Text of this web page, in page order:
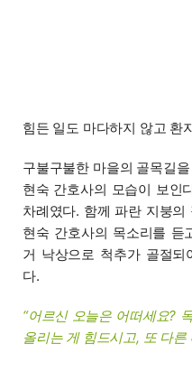
힘든 일도 마다하지 않고 환
구불구불한 마을의 골목길
현숙 간호사의 모습이 보인
차례였다. 함께 파란 지붕
현숙 간호사의 목소리를 듣
거 낙상으로 척추가 골절
다.
“어르신 오늘은 어떠세요?
올리는 게 힘드시고, 또 다